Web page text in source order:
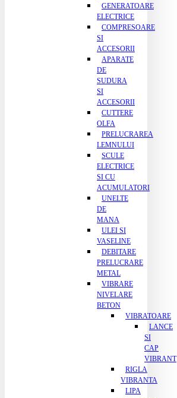
GENERATOARE
ELECTRICE
COMPRESOARE
SI
ACCESORII
APARATE
DE
SUDURA
SI
ACCESORII
CUTTERE
OLFA
PRELUCRAREA
LEMNULUI
SCULE
ELECTRICE
SI CU
ACUMULATORI
UNELTE
DE
MANA
ULEI SI
VASELINE
DEBITARE
PRELUCRARE
METAL
VIBRARE
NIVELARE
BETON
VIBRATOARE
LANCE
SI
CAP
VIBRANT
RIGLA
VIBRANTA
LIPA